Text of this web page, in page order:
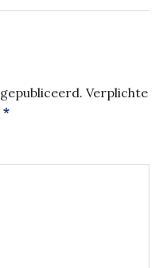
(WORDT
Verplichte
*